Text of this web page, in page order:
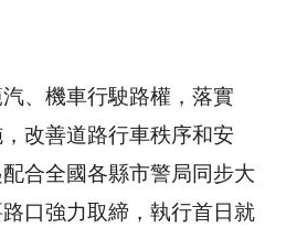
、機車行駛路權，落實
改善道路行車秩序和安
合全國各縣市警局同步大
口強力取締，執行首日就